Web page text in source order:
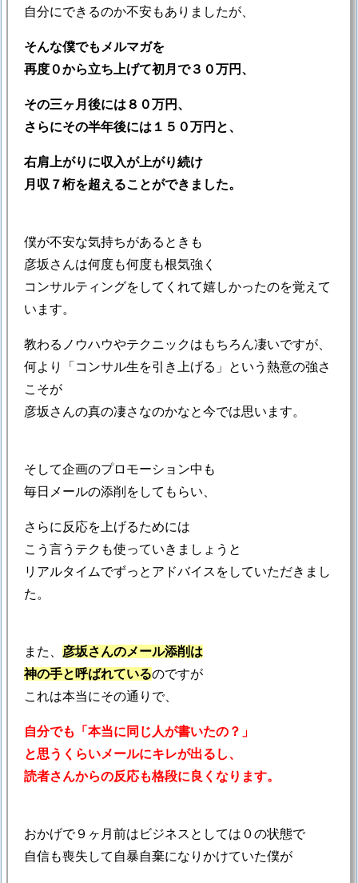
自分にできるのか不安もありましたが、
そんな僕でもメルマガを
再度０から立ち上げて初月で３０万円、
その三ヶ月後には８０万円、
さらにその半年後には１５０万円と、
右肩上がりに収入が上がり続け
月収７桁を超えることができました。
僕が不安な気持ちがあるときも
彦坂さんは何度も何度も根気強く
コンサルティングをしてくれて嬉しかったのを覚えて
います。
教わるノウハウやテクニックはもちろん凄いですが、
何より「コンサル生を引き上げる」という熱意の強さ
こそが
彦坂さんの真の凄さなのかなと今では思います。
そして企画のプロモーション中も
毎日メールの添削をしてもらい、
さらに反応を上げるためには
こう言うテクも使っていきましょうと
リアルタイムでずっとアドバイスをしていただきまし
た。
また、 彦坂さんのメール添削は
神の手と呼ばれているのですが
これは本当にその通りで、
自分でも「本当に同じ人が書いたの？」
と思うくらいメールにキレが出るし、
読者さんからの反応も格段に良くなります。
おかげで９ヶ月前はビジネスとしては０の状態で
自信も喪失して自暴自棄になりかけていた僕が